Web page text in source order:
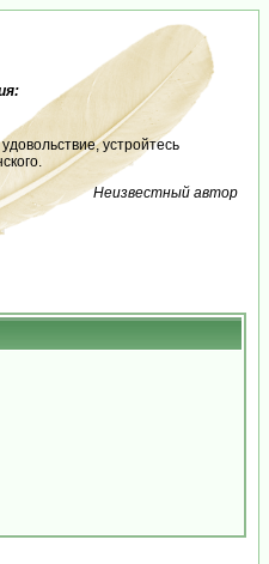
устройтесь
Неизвестный автор